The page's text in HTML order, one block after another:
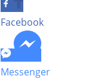
Facebook
Messenger